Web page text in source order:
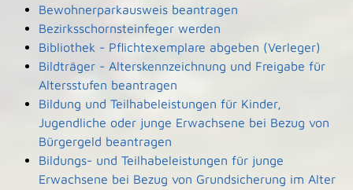
Bewohnerparkausweis beantragen
Bezirksschornsteinfeger werden
Bibliothek - Pflichtexemplare abgeben (Verleger)
Bildträger - Alterskennzeichnung und Freigabe für
Altersstufen beantragen
Bildung und Teilhabeleistungen für Kinder,
Jugendliche oder junge Erwachsene bei Bezug von
Bürgergeld beantragen
Bildungs- und Teilhabeleistungen für junge
Erwachsene bei Bezug von Grundsicherung im Alter